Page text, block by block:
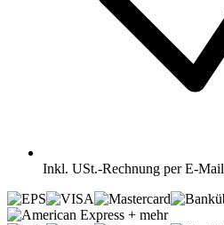
Inkl. USt.-Rechnung per E-Mail
+ mehr